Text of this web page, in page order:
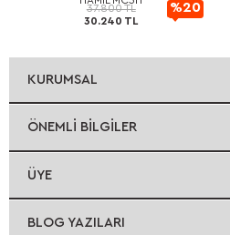
37.800 TL
30.240 TL
%20
İndirimli
KURUMSAL
ÖNEMLI BILGILER
ÜYE
BLOG YAZILARI